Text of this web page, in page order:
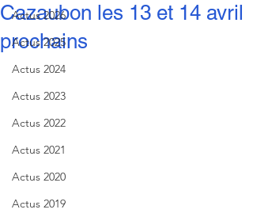
Actus 2026
Actus 2025
Actus 2024
Actus 2023
Actus 2022
Actus 2021
Actus 2020
Actus 2019
Cazaubon les 13 et 14 avril
prochains